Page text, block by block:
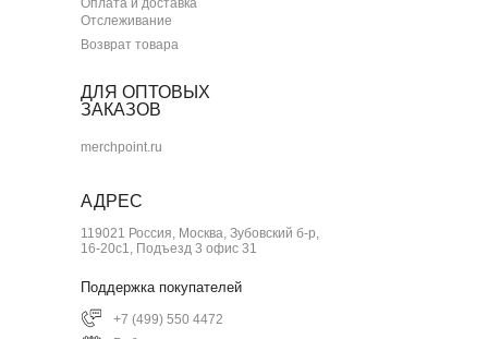
АДРЕС
Оплата и доставка
Отслеживание
119021 Россия, Москва, Зубовский б-р,
16-20с1, Подъезд 3 офис 31
Поддержка покупателей
+7 (499) 550 4472
Возврат товара
ДЛЯ ОПТОВЫХ
ЗАКАЗОВ
merchpoint.ru